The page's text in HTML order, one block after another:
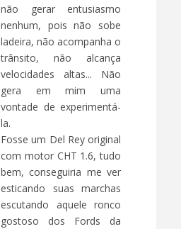
não gerar entusiasmo
nenhum, pois não sobe
ladeira, não acompanha o
trânsito, não alcança
velocidades altas... Não
gera em mim uma
vontade de experimentá-
la.
Fosse um Del Rey original
com motor CHT 1.6, tudo
bem, conseguiria me ver
esticando suas marchas
escutando aquele ronco
gostoso dos Fords da